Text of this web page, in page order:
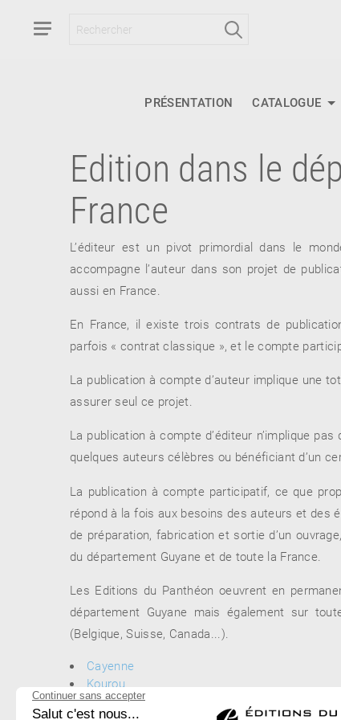
RETOUR
À PARAÎTRE
TOUT LE CATALOGUE
RETOUR
RENCONTRE AVEC…
RETOUR
REVUE DE PRESSE
PRÉSENTATION CATALOGUE
Edition dans le
France
L’éditeur est un pivot primordial dans le
accompagne l’auteur dans son projet de
aussi en France.
En France, il existe trois contrats de
parfois « contrat classique », et le compte
La publication à compte d’auteur implique une
assurer seul ce projet.
La publication à compte d’éditeur n’implique
quelques auteurs célèbres ou bénéficiant d’un
La publication à compte participatif, ce que
répond à la fois aux besoins des auteurs et des
de préparation, fabrication et sortie d’un
du département Guyane et de toute la France.
Les Editions du Panthéon oeuvrent en
département Guyane mais également sur
(Belgique, Suisse, Canada...).
Cayenne
Kourou
Remire-Montjoly